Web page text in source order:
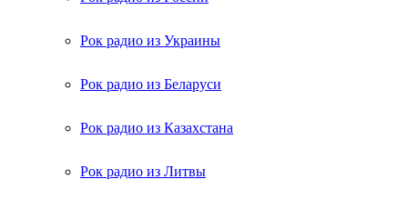
Рок радио из Украины
Рок радио из Беларуси
Рок радио из Казахстана
Рок радио из Литвы